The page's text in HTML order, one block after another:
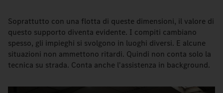
Soprattutto con una flotta di queste dimensioni, il valore di
questo supporto diventa evidente. I compiti cambiano
spesso, gli impieghi si svolgono in luoghi diversi. E alcune
situazioni non ammettono ritardi. Quindi non conta solo la
tecnica su strada. Conta anche l'assistenza in background.